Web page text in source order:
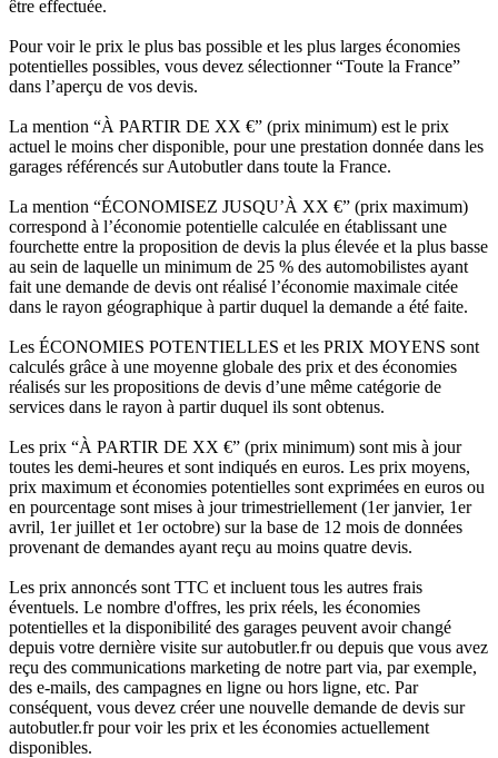
être effectuée.
Pour voir le prix le plus bas possible et les plus larges économies
potentielles possibles, vous devez sélectionner “Toute la France”
dans l’aperçu de vos devis.
La mention “À PARTIR DE XX €” (prix minimum) est le prix
actuel le moins cher disponible, pour une prestation donnée dans les
garages référencés sur Autobutler dans toute la France.
La mention “ÉCONOMISEZ JUSQU’À XX €” (prix maximum)
correspond à l’économie potentielle calculée en établissant une
fourchette entre la proposition de devis la plus élevée et la plus basse
au sein de laquelle un minimum de 25 % des automobilistes ayant
fait une demande de devis ont réalisé l’économie maximale citée
dans le rayon géographique à partir duquel la demande a été faite.
Les ÉCONOMIES POTENTIELLES et les PRIX MOYENS sont
calculés grâce à une moyenne globale des prix et des économies
réalisés sur les propositions de devis d’une même catégorie de
services dans le rayon à partir duquel ils sont obtenus.
Les prix “À PARTIR DE XX €” (prix minimum) sont mis à jour
toutes les demi-heures et sont indiqués en euros. Les prix moyens,
prix maximum et économies potentielles sont exprimées en euros ou
en pourcentage sont mises à jour trimestriellement (1er janvier, 1er
avril, 1er juillet et 1er octobre) sur la base de 12 mois de données
provenant de demandes ayant reçu au moins quatre devis.
Les prix annoncés sont TTC et incluent tous les autres frais
éventuels. Le nombre d'offres, les prix réels, les économies
potentielles et la disponibilité des garages peuvent avoir changé
depuis votre dernière visite sur autobutler.fr ou depuis que vous avez
reçu des communications marketing de notre part via, par exemple,
des e-mails, des campagnes en ligne ou hors ligne, etc. Par
conséquent, vous devez créer une nouvelle demande de devis sur
autobutler.fr pour voir les prix et les économies actuellement
disponibles.